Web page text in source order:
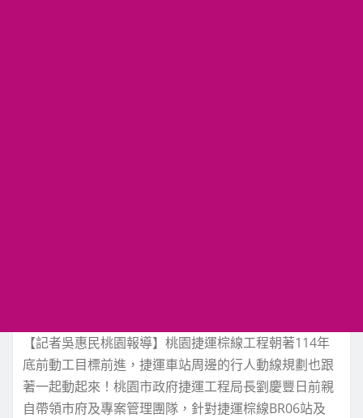
【記者吳惠民桃園報導】桃園捷運棕線工程朝著114年
底前動工目標前進，捷運車站周邊的行人動線規劃也跟
著一起動起來！桃園市政府捷運工程局長劉慶豐日前親
自帶領市府及專案管理團隊，針對捷運棕線BR06站及